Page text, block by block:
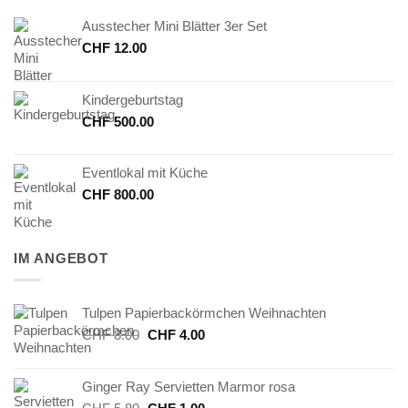
Ausstecher Mini Blätter 3er Set
CHF 12.00
Kindergeburtstag
CHF500.00
Eventlokal mit Küche
CHF 800.00
IM ANGEBOT
Tulpen Papierbackörmchen Weihnachten
CHF8.00 Ursprünglicher
CHF 8.00
CHF4.00Aktueller
CHF 4.00.
Ginger Ray Servietten Marmor rosa